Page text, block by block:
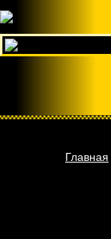
Главная